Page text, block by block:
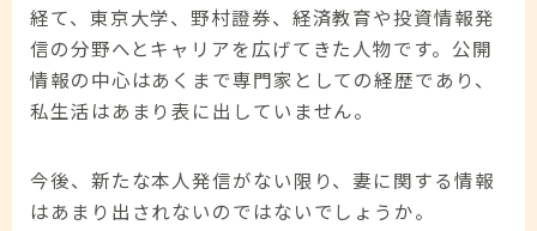
経て、東京大学、野村證券、経済教育や投資情報発
信の分野へとキャリアを広げてきた人物です。公開
情報の中心はあくまで専門家としての経歴であり、
私生活はあまり表に出していません。
今後、新たな本人発信がない限り、妻に関する情報
はあまり出されないのではないでしょうか。